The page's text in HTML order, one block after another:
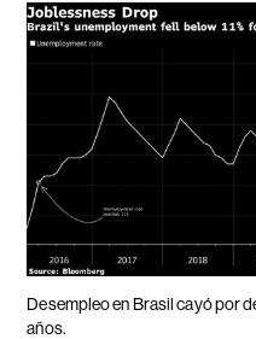
Desempleo en Brasil cayó por
años.